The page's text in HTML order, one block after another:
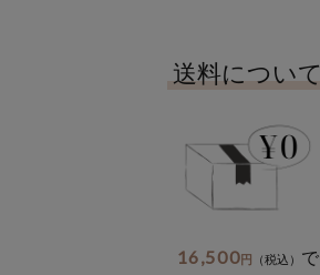
送料について
16,500円 （税込） で